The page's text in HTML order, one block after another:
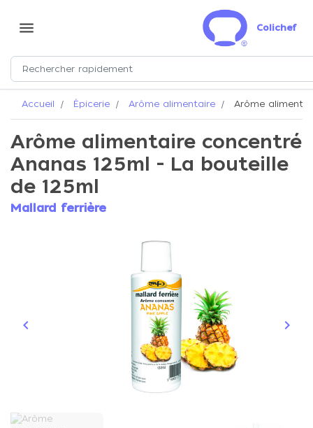
menu Colichef
Accueil Épicerie Arôme alimentaire Arôme
Arôme alimentaire concentré
Ananas 125ml - La bouteille
de 125ml
Mallard ferrière
Précédent
keyboard_arrow_left keyboard_arrow_right